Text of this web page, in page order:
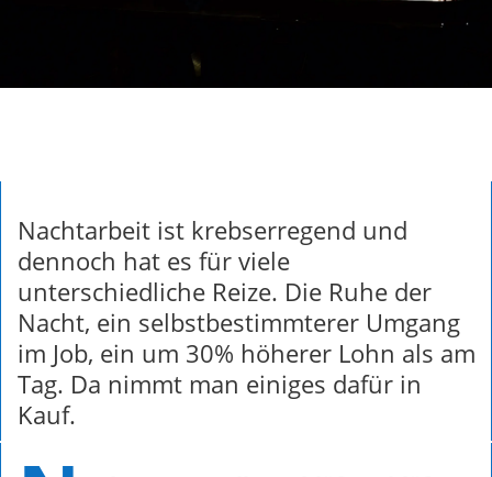
Nachtarbeit ist krebserregend und
dennoch hat es für viele
unterschiedliche Reize. Die Ruhe der
Nacht, ein selbstbestimmterer Umgang
im Job, ein um 30% höherer Lohn als am
Tag. Da nimmt man einiges dafür in
Kauf.